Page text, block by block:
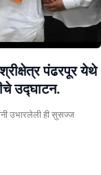
पंढरपूर येथे
उद्घाटन.
उभारलेली ही सुसज्ज